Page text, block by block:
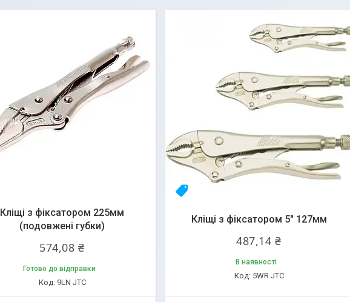
Кліщі з фіксатором 225мм
(подовжені губки)
574,08 ₴
Готово до відправки
9LN JTC
Кліщі з фіксатором 5" 127мм
487,14 ₴
В наявності
5WR JTC